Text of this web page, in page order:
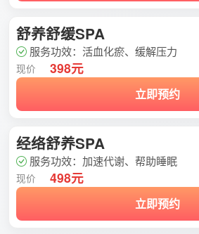
舒养舒缓SPA
服务功效：活血化瘀、缓解压力
现价 398元
立即预约
经络舒养SPA
服务功效：加速代谢、帮助睡眠
现价 498元
立即预约